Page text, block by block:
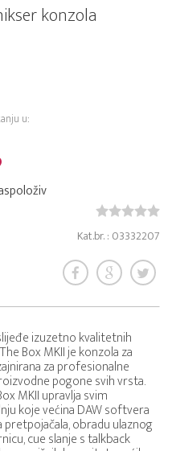
konzola
u:
Kat.br. : 03332207
izuzetno kvalitetnih
Box MKII je konzola za
za profesionalne
pogone svih vrsta.
MKII upravlja svim
koje većina DAW softvera
obradu ulaznog
cue slanje s talkback